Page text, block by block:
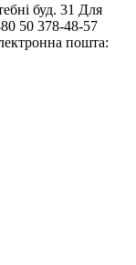
буд. 31 Для
50 378-48-57
пошта: